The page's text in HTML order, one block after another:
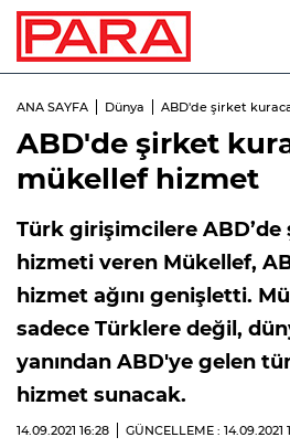
ANA SAYFA Dünya ABD'de şirket
ABD'de şirket
mükellef hizmet
Türk girişimcilere
hizmeti veren Mükellef,
hizmet ağını genişletti.
sadece Türklere değil,
yanından ABD'ye gelen
hizmet sunacak.
14.09.2021 16:28 GÜNCELLEME : 14.09.2021